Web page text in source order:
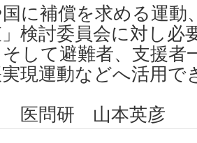
に補償を求める運動
検討委員会に対し必
して避難者、支援者
現運動などへ活用で
医問研 山本英彦